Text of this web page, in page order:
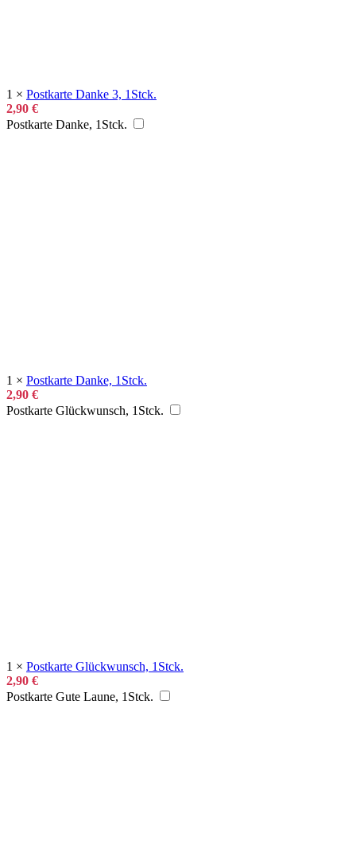
1 × Postkarte Danke 3, 1Stck.
2,90 €
Postkarte Danke, 1Stck.
1 × Postkarte Danke, 1Stck.
2,90 €
Postkarte Glückwunsch, 1Stck.
1 × Postkarte Glückwunsch, 1Stck.
2,90 €
Postkarte Gute Laune, 1Stck.